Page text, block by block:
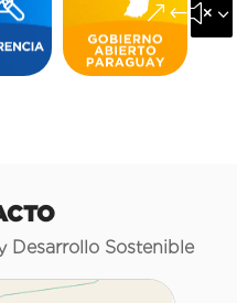
Desarrollo Sostenible